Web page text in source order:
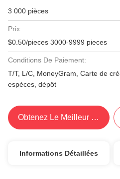
3 000 pièces
Prix:
$0.50/pieces 3000-9999 pieces
Conditions De Paiement:
T/T, L/C, MoneyGram, Carte de
espèces, dépôt
Obtenez Le Meilleur Prix
Informations Détaillées